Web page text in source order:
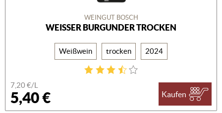
WEINGUT BOSCH
WEISSER BURGUNDER TROCKEN
Weißwein trocken 2024
7,20 €/L
5,40 € Kaufen